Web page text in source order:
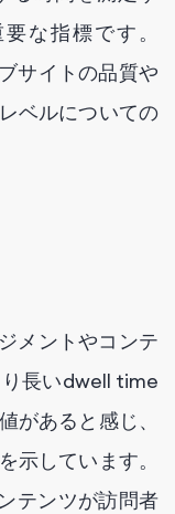
な指標です。
サイトの品質や
ベルについての
メントやコンテ
長いdwell time
があると感じ、
示しています。
テンツが訪問者